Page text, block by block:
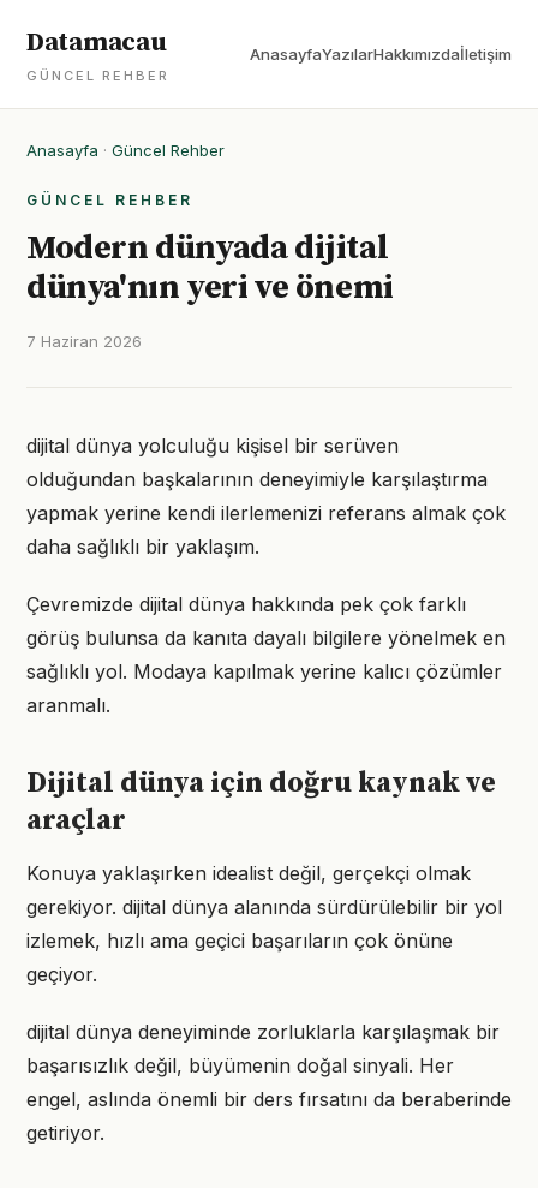
Datamacau
GÜNCEL REHBER
AnasayfaYazılarHakkımızdaİletişim
Anasayfa · Güncel Rehber
GÜNCEL REHBER
Modern dünyada dijital
dünya'nın yeri ve önemi
7 Haziran 2026
dijital dünya yolculuğu kişisel bir serüven
olduğundan başkalarının deneyimiyle karşılaştırma
yapmak yerine kendi ilerlemenizi referans almak çok
daha sağlıklı bir yaklaşım.
Çevremizde dijital dünya hakkında pek çok farklı
görüş bulunsa da kanıta dayalı bilgilere yönelmek en
sağlıklı yol. Modaya kapılmak yerine kalıcı çözümler
aranmalı.
Dijital dünya için doğru kaynak ve
araçlar
Konuya yaklaşırken idealist değil, gerçekçi olmak
gerekiyor. dijital dünya alanında sürdürülebilir bir yol
izlemek, hızlı ama geçici başarıların çok önüne
geçiyor.
dijital dünya deneyiminde zorluklarla karşılaşmak bir
başarısızlık değil, büyümenin doğal sinyali. Her
engel, aslında önemli bir ders fırsatını da beraberinde
getiriyor.